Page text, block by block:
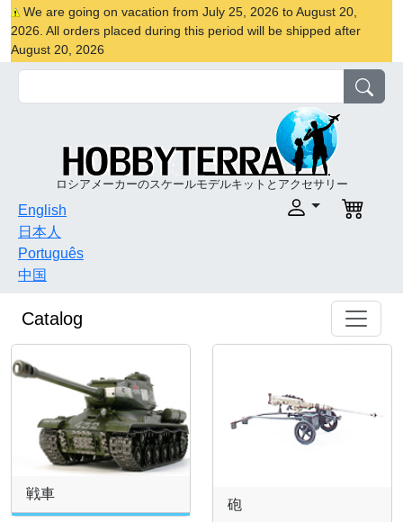
We are going on vacation from July 25, 2026 to August 20,
2026. All orders placed during this period will be shipped after
August 20, 2026
ロシアメーカーのスケールモデルキットとアクセサリー
English
日本人
Português
中国
Catalog
戦車
砲